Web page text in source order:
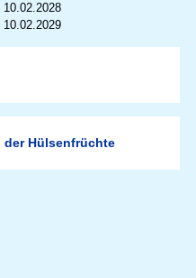
der Hülsenfrüchte